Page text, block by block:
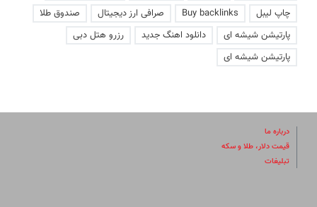
چاپ لیبل
Buy backlinks صرافی ارز دیجیتال
صندوق طلا
پارتیشن شیشه ای
دانلود اهنگ جدید
رزرو هتل دبی
پارتیشن شیشه ای
درباره ما
قیمت دلار، طلا و سکه
تبلیغات